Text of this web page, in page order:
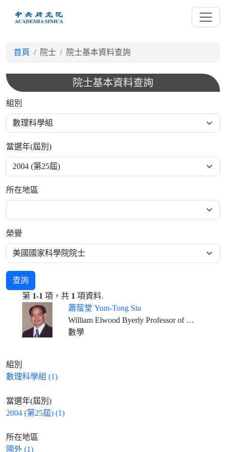
首頁 院士 院士基本資料查詢
院士基本資料查詢
組別
當選年(屆別)
所在地區
榮譽
查詢
第 1-1 項，共 1 項資料.
蕭蔭堂 Yum-Tong Siu
William Elwood Byerly Professor of Mathematics, Harvard University
數學
組別
數理科學組 (1)
當選年(屆別)
2004 (第25屆) (1)
所在地區
國外 (1)